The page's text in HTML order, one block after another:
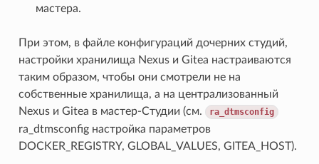
мастера.
При этом, в файле конфигураций дочерних студий,
настройки хранилища Nexus и Gitea настраиваются
таким образом, чтобы они смотрели не на
собственные хранилища, а на централизованный
Nexus и Gitea в мастер-Студии (см.
ra_dtmsconfig
ra_dtmsconfigнастройка параметров
DOCKER_REGISTRY, GLOBAL_VALUES, GITEA_HOST).